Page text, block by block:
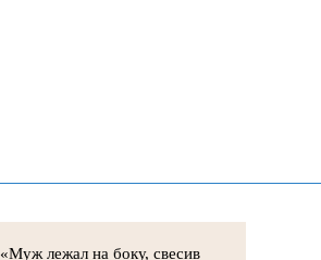
«Муж лежал на боку, свесив